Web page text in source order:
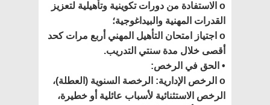
o الاستفادة من دورات تكوينية وتأهيلية لتعزيز
القدرات المهنية والبيداغوجية؛
o اجتياز امتحان التأهيل المهني أربع مرات كحد
أقصى خلال مدة سنتي التدريب.
• الحق في الرخص:
o الرخص الإدارية: الرخصة السنوية (العطلة)،
الرخص الاستثنائية لأسباب عائلية أو خطيرة،